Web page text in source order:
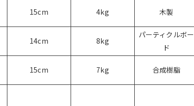
15cm 4kg 木製
14cm 8kg
パーティクルボー
ド
15cm 7kg 合成樹脂